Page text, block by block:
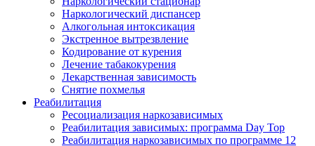
Наркологический диспансер
Алкогольная интоксикация
Экстренное вытрезвление
Кодирование от курения
Лечение табакокурения
Лекарственная зависимость
Снятие похмелья
Реабилитация
Ресоциализация наркозависимых
Реабилитация зависимых: программа Day Top
Реабилитация наркозависимых по программе 12